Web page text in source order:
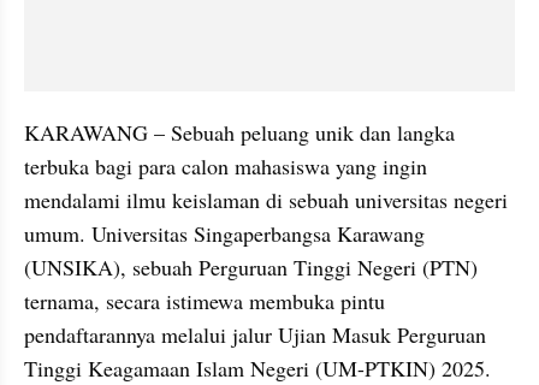
KARAWANG – Sebuah peluang unik dan langka
terbuka bagi para calon mahasiswa yang ingin
mendalami ilmu keislaman di sebuah universitas negeri
umum. Universitas Singaperbangsa Karawang
(UNSIKA), sebuah Perguruan Tinggi Negeri (PTN)
ternama, secara istimewa membuka pintu
pendaftarannya melalui jalur Ujian Masuk Perguruan
Tinggi Keagamaan Islam Negeri (UM-PTKIN) 2025.